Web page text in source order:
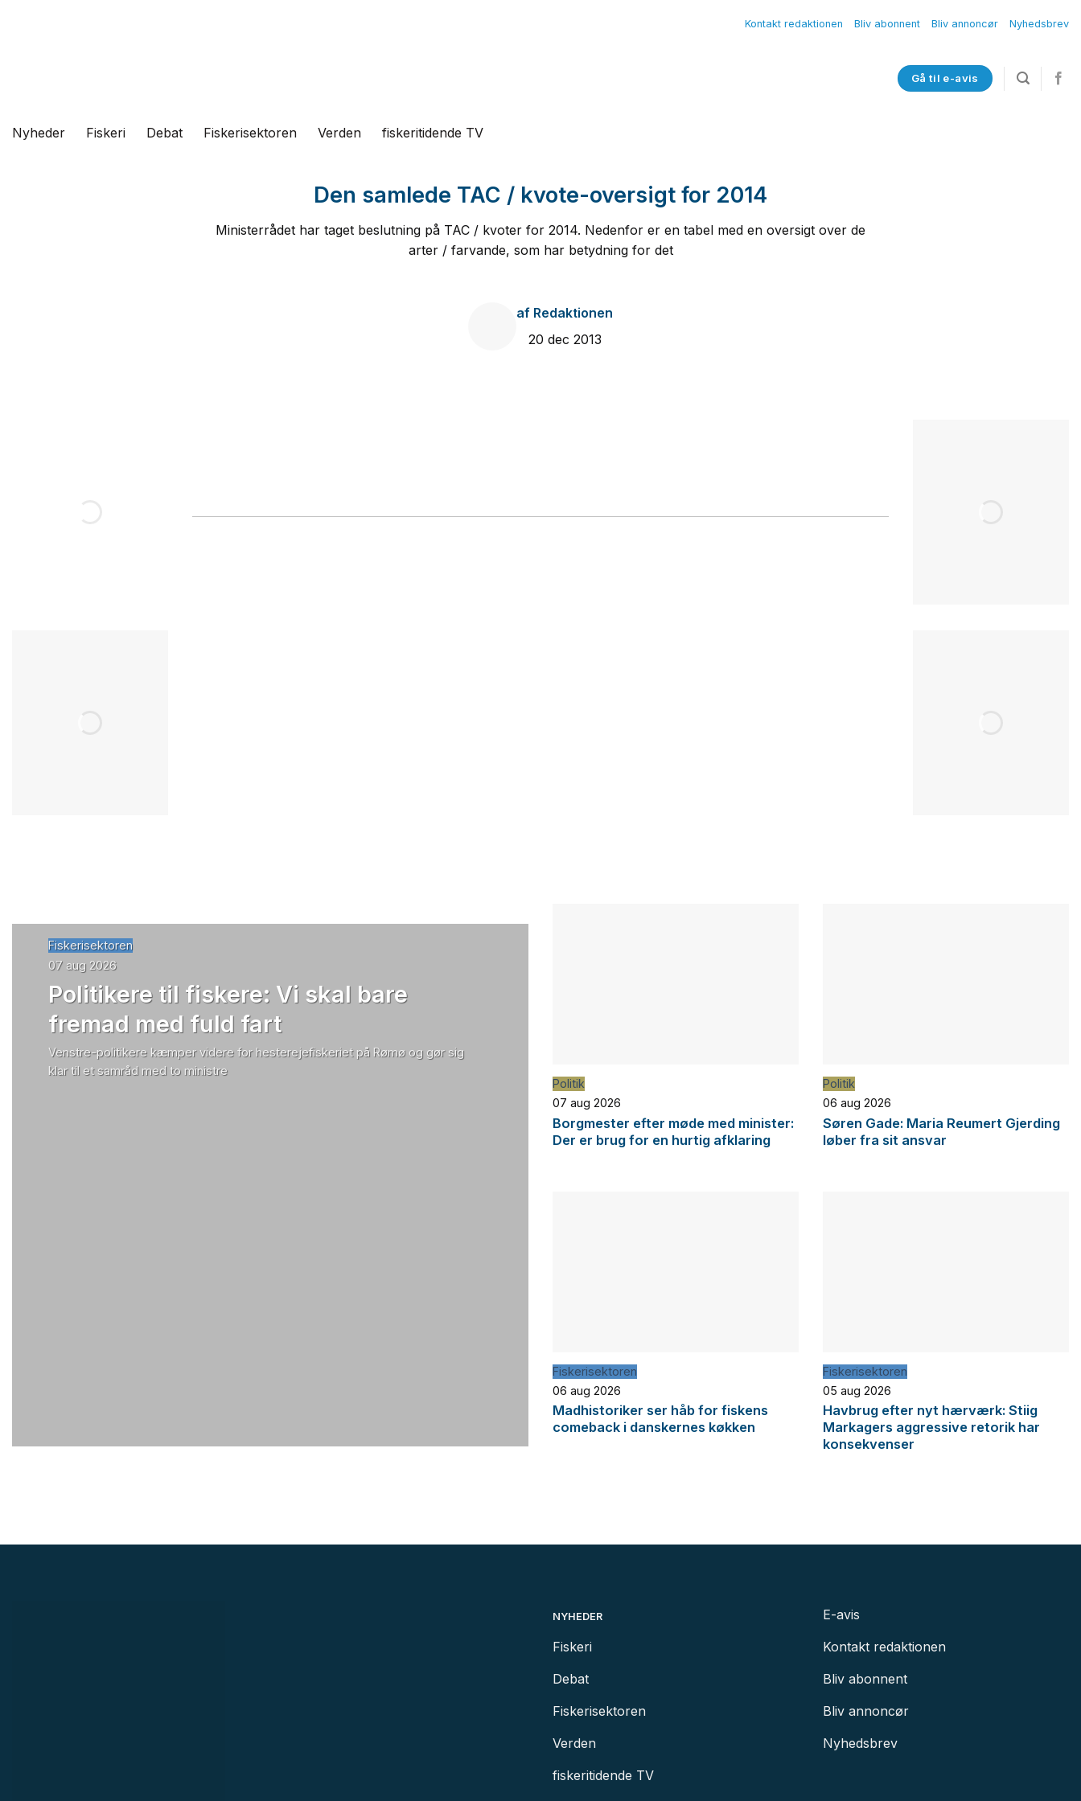
Kontakt redaktionen Bliv abonnent Bliv annoncør Nyhedsbrev
Gå til e-avis
Nyheder Fiskeri Debat Fiskerisektoren Verden fiskeritidende TV
Den samlede TAC / kvote-oversigt for 2014
Ministerrådet har taget beslutning på TAC / kvoter for 2014. Nedenfor er en tabel med en oversigt over de
arter / farvande, som har betydning for det
af Redaktionen
20 dec 2013
Fiskerisektoren
07 aug 2026
Politikere til fiskere: Vi skal bare
fremad med fuld fart
Venstre-politikere kæmper videre for hesterejefiskeriet på Rømø og gør sig
klar til et samråd med to ministre
Politik
07 aug 2026
Borgmester efter møde med minister:
Der er brug for en hurtig afklaring
Politik
06 aug 2026
Søren Gade: Maria Reumert Gjerding
løber fra sit ansvar
Fiskerisektoren
06 aug 2026
Madhistoriker ser håb for fiskens
comeback i danskernes køkken
Fiskerisektoren
05 aug 2026
Havbrug efter nyt hærværk: Stiig
Markagers aggressive retorik har
konsekvenser
NYHEDER
Fiskeri
Debat
Fiskerisektoren
Verden
fiskeritidende TV
E-avis
Kontakt redaktionen
Bliv abonnent
Bliv annoncør
Nyhedsbrev